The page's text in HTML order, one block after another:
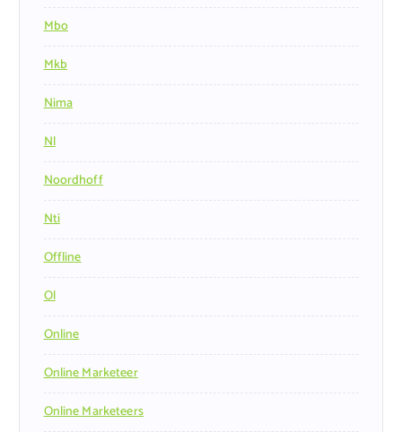
Mbo
Mkb
Nima
Nl
Noordhoff
Nti
Offline
Ol
Online
Online Marketeer
Online Marketeers